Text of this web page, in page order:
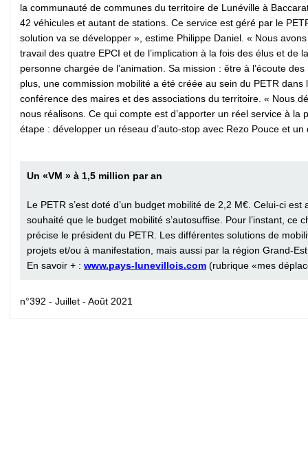
la communauté de communes du territoire de Lunéville à
42 véhicules et autant de stations. Ce service est géré par le
solution va se développer », estime Philippe Daniel. « Nous
travail des quatre EPCI et de l’implication à la fois des élus et
personne chargée de l’animation. Sa mission : être à l’écoute
plus, une commission mobilité a été créée au sein du PETR
conférence des maires et des associations du territoire. « Nous
nous réalisons. Ce qui compte est d’apporter un réel service à
étape : développer un réseau d’auto-stop avec Rezo Pouce et
Un «VM » à 1,5 million par an
Le PETR s’est doté d’un budget mobilité de 2,2 M€. Celui-ci
souhaité que le ­budget mobilité s’autosuffise. Pour l’instant,
précise le président du PETR. Les différentes solutions de
projets et/ou à manifestation, mais aussi par la région Grand-
En savoir + : www.pays-lunevillois.com (rubrique «mes
n°392 - Juillet - Août 2021